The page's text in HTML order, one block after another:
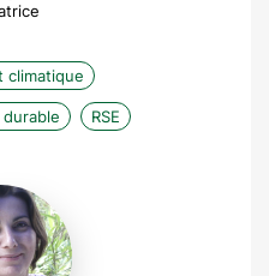
climatique
RSE
Isabelle
Laplace